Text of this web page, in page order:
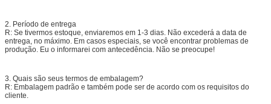
2. Período de entrega
R: Se tivermos estoque, enviaremos em 1-3 dias. Não excederá a data de
entrega, no máximo. Em casos especiais, se você encontrar problemas de
produção. Eu o informarei com antecedência. Não se preocupe!
3. Quais são seus termos de embalagem?
R: Embalagem padrão e também pode ser de acordo com os requisitos do
cliente.